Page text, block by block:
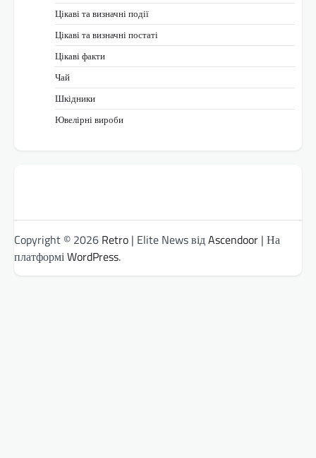
Цікаві та визначні події
Цікаві та визначні постаті
Цікаві факти
Чай
Шкідники
Ювелірні вироби
Copyright © 2026 Retro | Elite News відAscendoor | На
платформіWordPress.